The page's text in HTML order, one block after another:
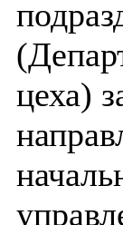
цеха)